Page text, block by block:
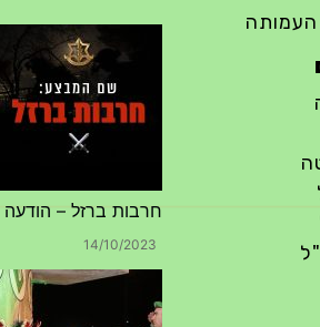
העמותה
חרבות ברזל – הודעה 1 – 14.10.2023
14/10/2023